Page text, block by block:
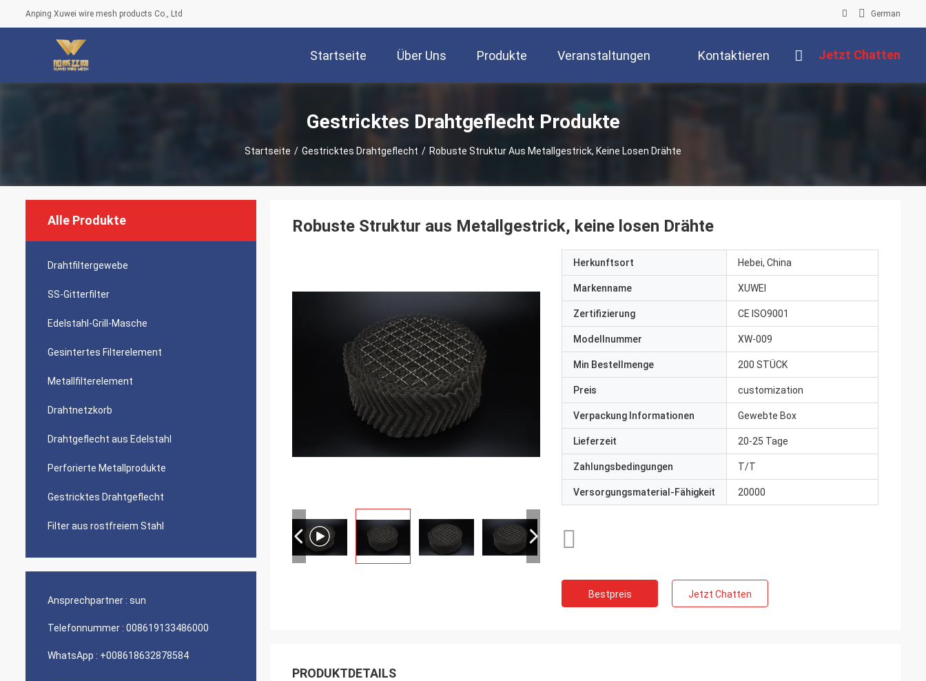
Anping Xuwei wire mesh products Co., Ltd German
Startseite Über Uns Produkte Veranstaltungen Kontaktieren Jetzt Chatten
Gestricktes Drahtgeflecht Produkte
Startseite / Gestricktes Drahtgeflecht / Robuste Struktur Aus Metallgestrick, Keine Losen Drähte
Alle Produkte
Drahtfiltergewebe
SS-Gitterfilter
Edelstahl-Grill-Masche
Gesintertes Filterelement
Metallfilterelement
Drahtnetzkorb
Drahtgeflecht aus Edelstahl
Perforierte Metallprodukte
Gestricktes Drahtgeflecht
Filter aus rostfreiem Stahl
Ansprechpartner : sun
Telefonnummer : 008619133486000
WhatsApp : +008618632878584
Robuste Struktur aus Metallgestrick, keine losen Drähte
Herkunftsort Hebei, China
Markenname XUWEI
Zertifizierung CE ISO9001
Modellnummer XW-009
Min Bestellmenge 200 STÜCK
Preis customization
Verpackung Informationen Gewebte Box
Lieferzeit 20-25 Tage
Zahlungsbedingungen T/T
Versorgungsmaterial-Fähigkeit 20000
Bestpreis Jetzt Chatten
PRODUKTDETAILS